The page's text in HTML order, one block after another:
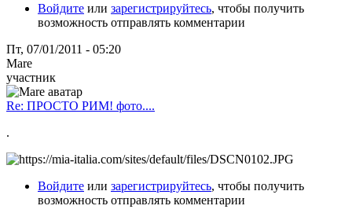
Войдите или зарегистрируйтесь, чтобы получить
возможность отправлять комментарии
Пт, 07/01/2011 - 05:20
Mare
участник
Re: ПРОСТО РИМ! фото....
.
Войдите или зарегистрируйтесь, чтобы получить
возможность отправлять комментарии